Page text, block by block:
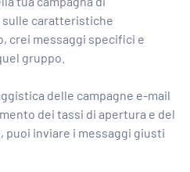
caratteristiche
crei messaggi specifici e
gruppo.
delle campagne e-mail
dei tassi di apertura e del
puoi inviare i messaggi giusti